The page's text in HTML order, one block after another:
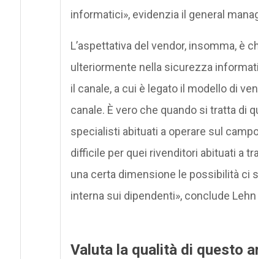
informatici», evidenzia il general
L’aspettativa del vendor, insomma, è
ulteriormente nella sicurezza
il canale, a cui è legato il modello di
canale. È vero che quando si tratta di
specialisti abituati a operare sul
difficile per quei rivenditori abituati a
una certa dimensione le possibilità ci
interna sui dipendenti», conclude Lehn
Valuta la qualità di questo